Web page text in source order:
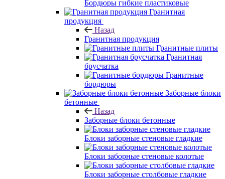
Бордюры гибкие пластиковые
Гранитная
продукция
Назад
Гранитная продукция
Гранитные плиты
Гранитная
брусчатка
Гранитные
бордюры
Заборные блоки
бетонные
Назад
Заборные блоки бетонные
Блоки заборные стеновые гладкие
Блоки заборные стеновые колотые
Блоки заборные столбовые гладкие